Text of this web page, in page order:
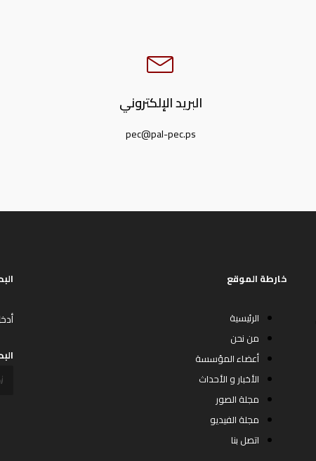
البريد الإلكتروني
pec@pal-pec.ps
خارطة الموقع
الرئيسية
من نحن
أعضاء المؤسسة
الأخبار و الأحداث
مجلة الصور
مجلة الفيديو
اتصل بنا